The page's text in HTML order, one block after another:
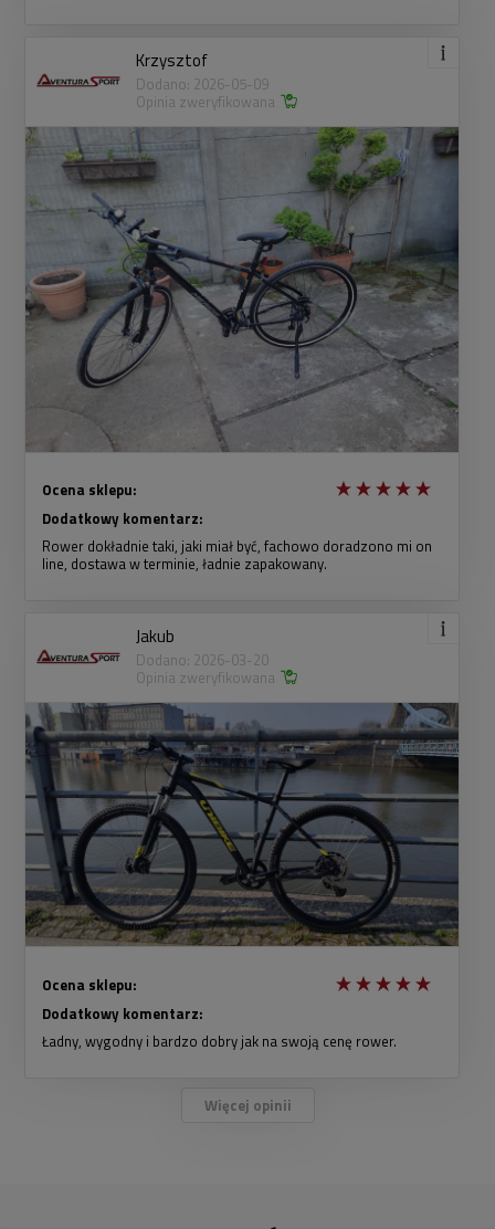
Krzysztof
Dodano: 2026-05-09
Opinia zweryfikowana
Ocena sklepu:
Dodatkowy komentarz:
Rower dokładnie taki, jaki miał być, fachowo doradzono mi on
line, dostawa w terminie, ładnie zapakowany.
Jakub
Dodano: 2026-03-20
Opinia zweryfikowana
Ocena sklepu:
Dodatkowy komentarz:
Ładny, wygodny i bardzo dobry jak na swoją cenę rower.
Więcej opinii